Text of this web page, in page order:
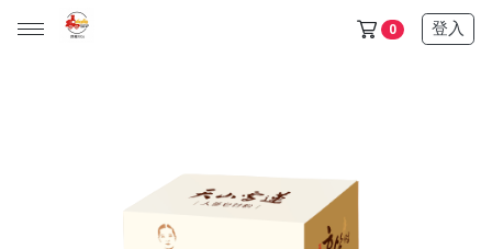
0 登入
天山雪蓮保健品任選5+1盒只要6500$ (此活動不列入滿額贈)
金門/杏海 一條根 產品 (單價150元，任選十件1000元)